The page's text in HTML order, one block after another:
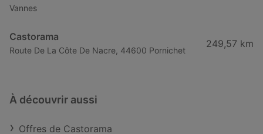
Vannes
Castorama
Route De La Côte De Nacre, 44600 Pornichet
249,57 km
À découvrir aussi
Offres de Castorama